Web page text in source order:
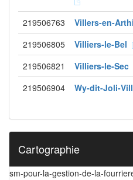
219506763 Villers-en-
219506805 Villiers-le-Bel
219506821 Villiers-le-Sec
219506904 Wy-dit-Joli-
Cartographie
sm-pour-la-gestion-de-la-